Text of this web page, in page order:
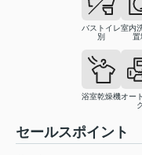
バストイレ
別
室内
置
浴室乾燥機オー
ク
セールスポイント